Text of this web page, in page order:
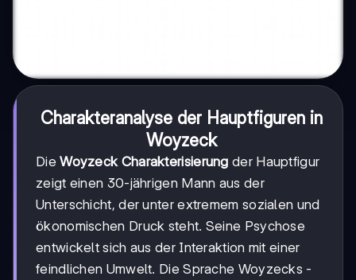
Charakteranalyse der Hauptfiguren in
Woyzeck
DieWoyzeck Charakterisierung der Hauptfigur
zeigt einen 30-jährigen Mann aus der
Unterschicht, der unter extremem sozialen und
ökonomischen Druck steht. Seine Psychose
entwickelt sich aus der Interaktion mit einer
feindlichen Umwelt. Die Sprache Woyzecks -